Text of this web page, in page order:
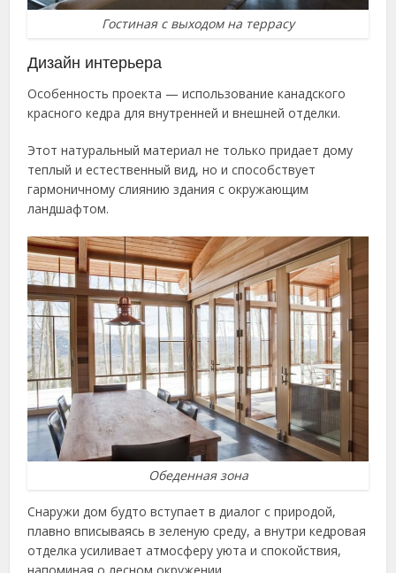
Гостиная с выходом на террасу
Дизайн интерьера
Особенность проекта — использование канадского
красного кедра для внутренней и внешней отделки.
Этот натуральный материал не только придает дому
теплый и естественный вид, но и способствует
гармоничному слиянию здания с окружающим
ландшафтом.
Обеденная зона
Снаружи дом будто вступает в диалог с природой,
плавно вписываясь в зеленую среду, а внутри кедровая
отделка усиливает атмосферу уюта и спокойствия,